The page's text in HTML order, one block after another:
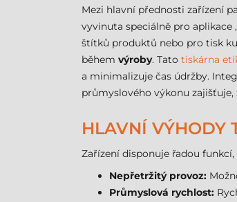
Mezi hlavní přednosti zařízení
vyvinuta speciálně pro aplikace
štítků produktů nebo pro tisk
během výroby. Tato tiskárna
a minimalizuje čas údržby.
průmyslového výkonu
HLAVNÍ VÝHODY
Zařízení disponuje řadou
Nepřetržitý provoz:
Průmyslová rychlost: